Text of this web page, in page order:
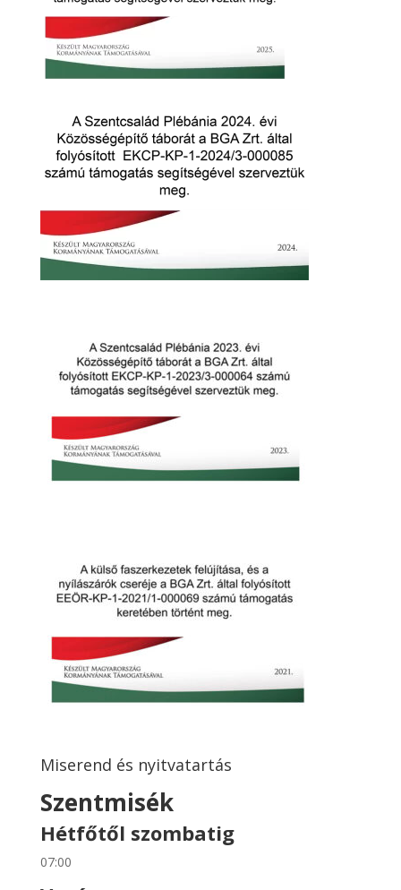
Miserend és nyitvatartás
Szentmisék
Hétfőtől szombatig
07:00